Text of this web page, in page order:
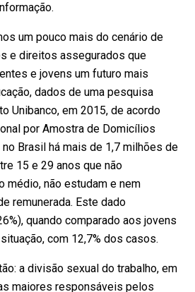
um pouco mais do cenário de
e direitos assegurados que
e jovens um futuro mais
dados de uma pesquisa
Unibanco, em 2015, de acordo
por Amostra de Domicílios
Brasil há mais de 1,7 milhões de
15 e 29 anos que não
médio, não estudam e nem
remunerada. Este dado
quando comparado aos jovens
com 12,7% dos casos.
a divisão sexual do trabalho, em
maiores responsáveis pelos